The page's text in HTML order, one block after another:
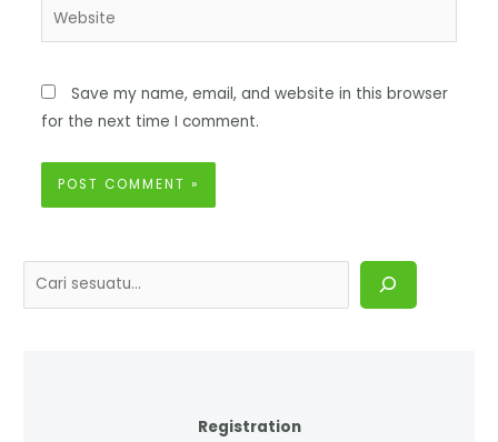
Save my name, email, and website in this browser
for the next time I comment.
Registration